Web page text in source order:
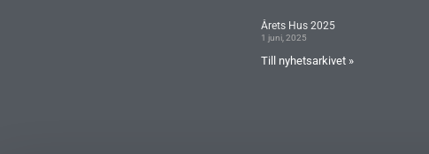
Årets Hus 2025
1 juni, 2025
Till nyhetsarkivet »